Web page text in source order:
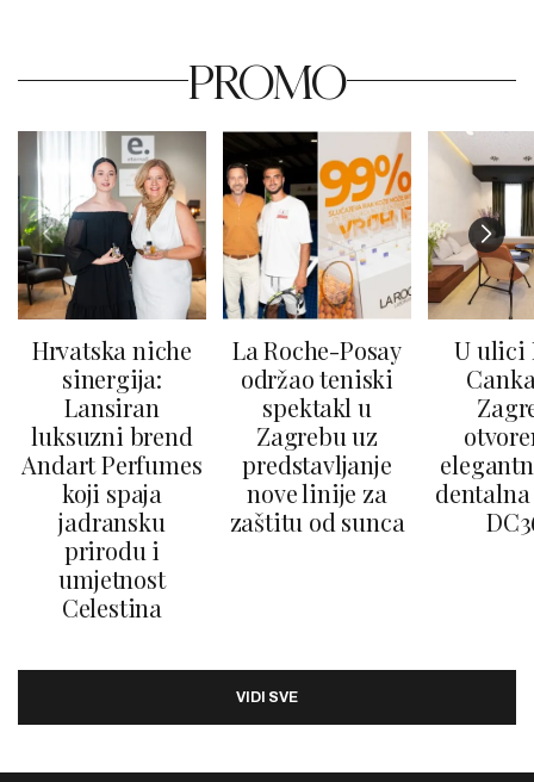
PROMO
Hrvatska niche
sinergija:
Lansiran
luksuzni brend
Andart Perfumes
koji spaja
jadransku
prirodu i
umjetnost
Celestina
La Roche-Posay
održao teniski
spektakl u
Zagrebu uz
predstavljanje
nove linije za
zaštitu od sunca
U ulici
VIDI SVE